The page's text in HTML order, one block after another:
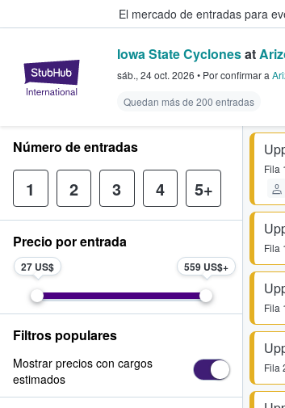
El mercado de entradas para
StubHub: compra y
Iowa State Cyclonesat
sáb., 24 oct. 2026 • Por confirmara
Quedan más de 200 entradas
Fila
Fila
Fila
Fila
Número de entradas
1 2 3 4 5+
Precio por entrada
27 US$ 559 US$
Filtros populares
Mostrar precios con cargos
estimados